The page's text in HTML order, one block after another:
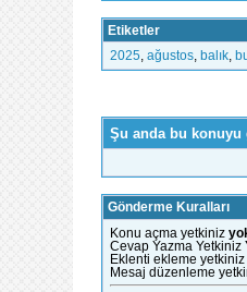
Etiketler
2025 ağustos, balık,
Şu anda bu konuyu
Gönderme Kuralları
Konu açma yetkiniz
Cevap Yazma Yetkiniz
Eklenti ekleme yetkiniz
Mesaj düzenleme